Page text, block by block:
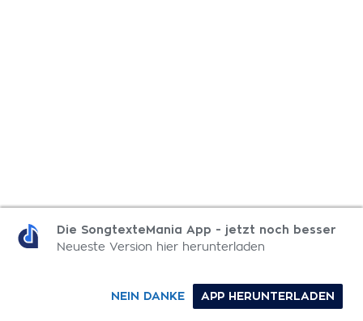
Die SongtexteMania App - jetzt noch besser
Neueste Version hier herunterladen
APP HERUNTERLADEN
NEIN DANKE